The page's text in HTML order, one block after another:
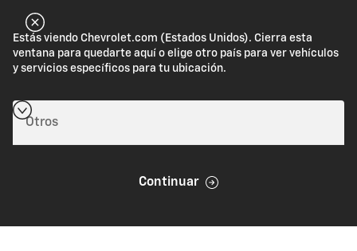
Estás viendo Chevrolet.com (Estados Unidos). Cierra esta
ventana para quedarte aquí o elige otro país para ver vehículos
y servicios específicos para tu ubicación.
Continuar